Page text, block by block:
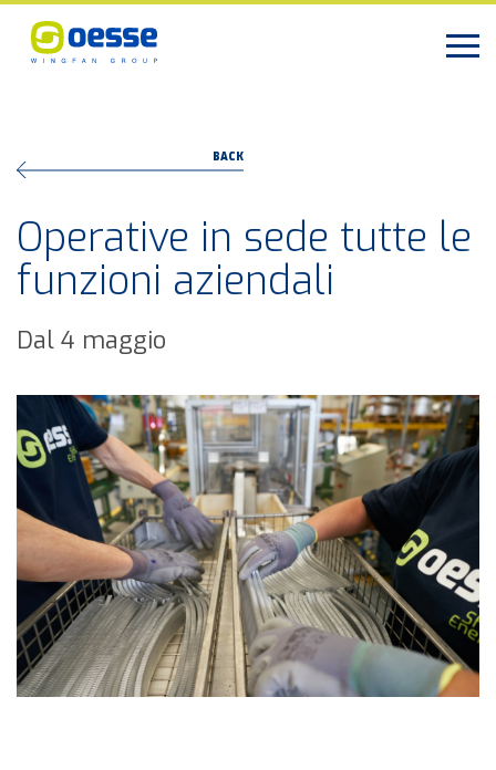
BACK
Operative in sede tutte le
funzioni aziendali
Dal 4 maggio